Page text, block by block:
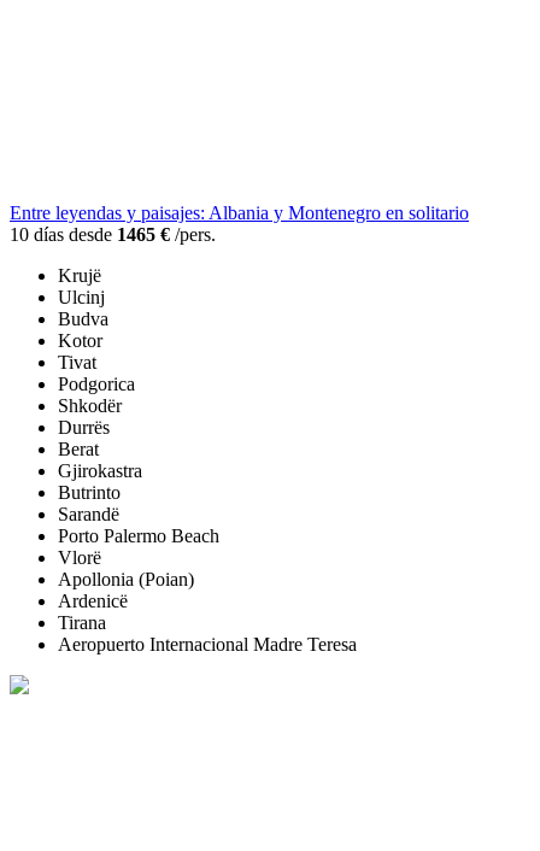
Entre leyendas y paisajes: Albania y Montenegro en solitario
10 días desde 1465 € /pers.
Krujë
Ulcinj
Budva
Kotor
Tivat
Podgorica
Shkodër
Durrës
Berat
Gjirokastra
Butrinto
Sarandë
Porto Palermo Beach
Vlorë
Apollonia (Poian)
Ardenicë
Tirana
Aeropuerto Internacional Madre Teresa